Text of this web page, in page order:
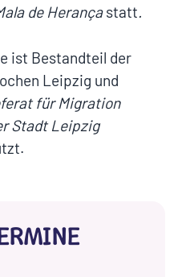
de Herançastatt.
ist Bestandteil der
Leipzig und
für Migration
Stadt Leipzig